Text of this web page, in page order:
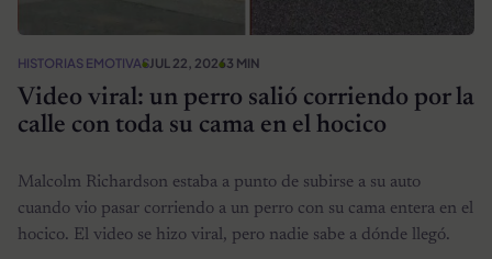
HISTORIAS EMOTIVASJUL 22, 20263 MIN
Video viral: un perro salió corriendo por la
calle con toda su cama en el hocico
Malcolm Richardson estaba a punto de subirse a su auto
cuando vio pasar corriendo a un perro con su cama entera en el
hocico. El video se hizo viral, pero nadie sabe a dónde llegó.